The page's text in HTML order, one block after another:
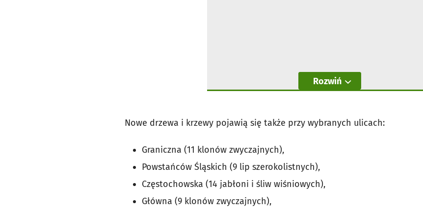
Rozwiń
Nowe drzewa i krzewy pojawią się także przy wybranych ulicach:
Graniczna (11 klonów zwyczajnych),
Powstańców Śląskich (9 lip szerokolistnych),
Częstochowska (14 jabłoni i śliw wiśniowych),
Główna (9 klonów zwyczajnych),